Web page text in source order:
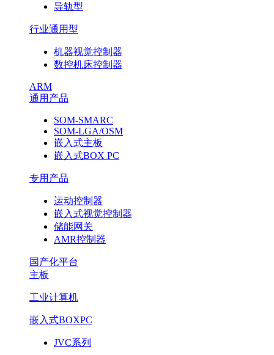
导轨型
行业通用型
机器视觉控制器
数控机床控制器
ARM
通用产品
SOM-SMARC
SOM-LGA/OSM
嵌入式主板
嵌入式BOX PC
专用产品
运动控制器
嵌入式视觉控制器
储能网关
AMR控制器
国产化平台
主板
工业计算机
嵌入式BOXPC
JVC系列